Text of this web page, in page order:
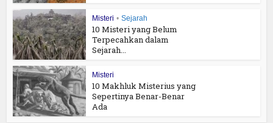
Misteri • Sejarah
10 Misteri yang Belum
Terpecahkan dalam
Sejarah...
Misteri
10 Makhluk Misterius yang
Sepertinya Benar-Benar
Ada